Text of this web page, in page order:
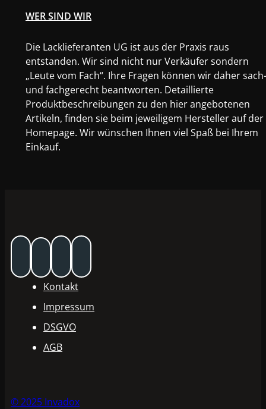
WER SIND WIR
Die Lacklieferanten UG ist aus der Praxis raus
entstanden. Wir sind nicht nur Verkäufer sondern
„Leute vom Fach“. Ihre Fragen können wir daher sach-
und fachgerecht beantworten. Detaillierte
Produktbeschreibungen zu den hier angebotenen
Artikeln, finden sie beim jeweiligem Hersteller auf der
Homepage. Wir wünschen Ihnen viel Spaß bei Ihrem
Einkauf.
Kontakt
Impressum
DSGVO
AGB
© 2025 Invadox